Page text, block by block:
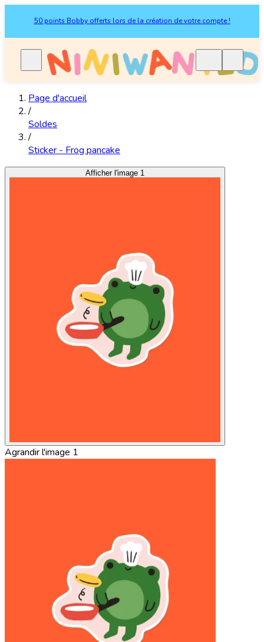
50 points Bobby offerts lors de la création de votre compte !
Page d'accueil
/
Soldes
/
Sticker - Frog pancake
Afficher l'image 1
Agrandir l'image 1